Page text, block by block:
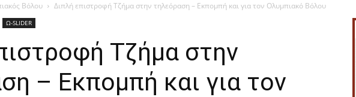
Βόλου Διπλή επιστροφή Τζήμα στην τηλεόραση – Εκπομπή και για τον Ολυμπιακό Βόλου
Ω-SLIDER
Τζήμα στην
– Εκπομπή και για τον